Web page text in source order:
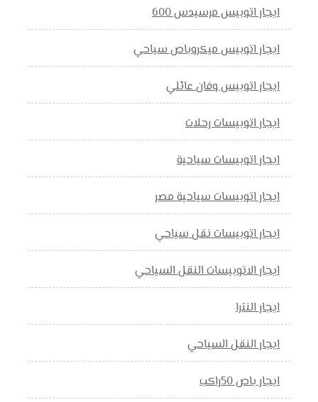
ايجار اتوبيس مرسيدس 600
ايجار اتوبيس ميكروباص سياحي
ايجار اتوبيس وفان عائلي
ايجار اتوبيسات رحلات
ايجار اتوبيسات سياحية
ايجار اتوبيسات سياحية مصر
ايجار اتوبيسات نقل سياحي
ايجار الاتوبيسات النقل السياحي
ايجار النترا
ايجار النقل السياحي
ايجار باص 50راكب